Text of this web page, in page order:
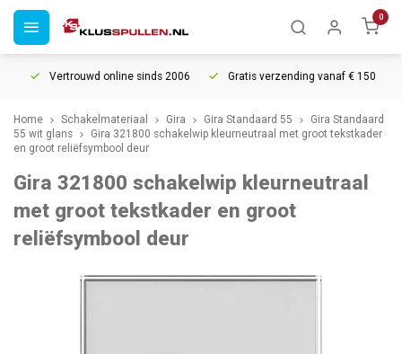
0
Vertrouwd online sinds 2006 Gratis verzending vanaf € 150
Home Schakelmateriaal Gira Gira Standaard 55
Gira Standaard
55 wit glans
Gira 321800 schakelwip kleurneutraal met groot tekstkader
en groot reliëfsymbool deur
Gira 321800 schakelwip kleurneutraal
met groot tekstkader en groot
reliëfsymbool deur